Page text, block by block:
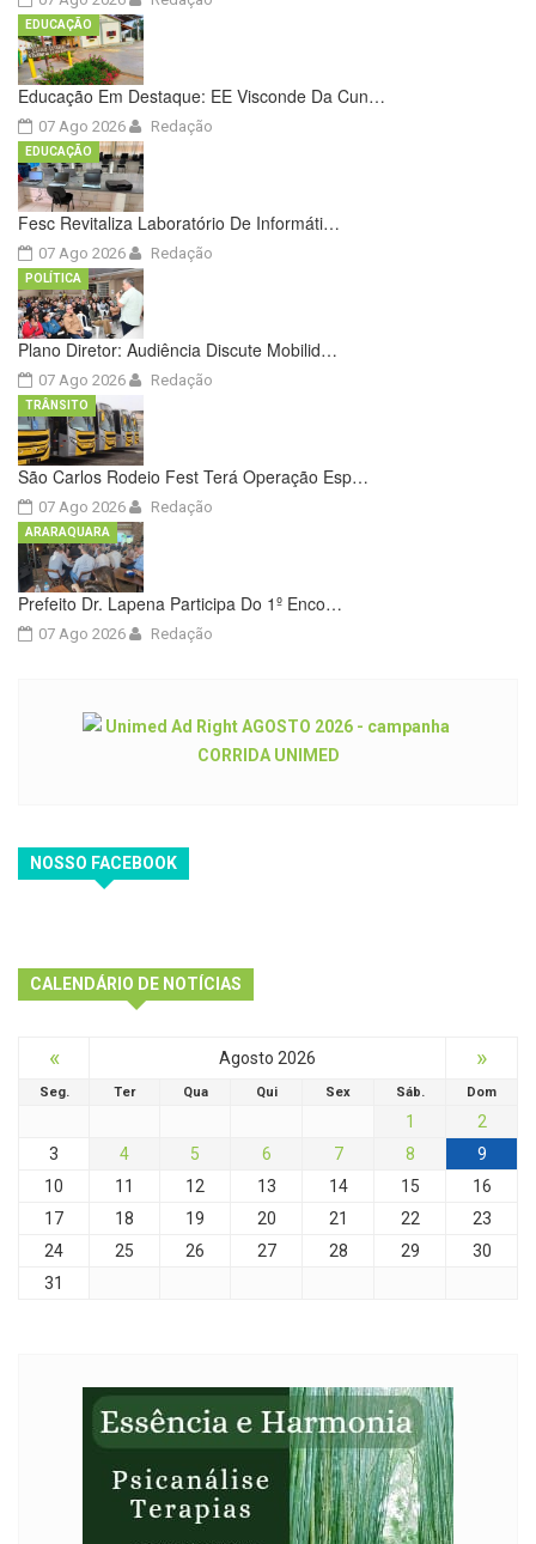
Educação Em Destaque: EE Visconde Da Cun…
07 Ago 2026
EDUCAÇÃO
Redação
Fesc Revitaliza Laboratório De Informáti…
07 Ago 2026
EDUCAÇÃO
Redação
Plano Diretor: Audiência Discute Mobilid…
07 Ago 2026
POLÍTICA
Redação
São Carlos Rodeio Fest Terá Operação Esp…
07 Ago 2026
TRÂNSITO
Redação
Prefeito Dr. Lapena Participa Do 1º Enco…
07 Ago 2026
ARARAQUARA
Redação
NOSSO FACEBOOK
CALENDÁRIO DE NOTÍCIAS
« Agosto 2026 »
Seg. Ter Qua Qui Sex Sáb. Dom
1
2
3
4 5 6 7 8
9
10
11 12 13 14 15
16
17
18 19 20 21 22
23
24
25 26 27 28 29
30
31